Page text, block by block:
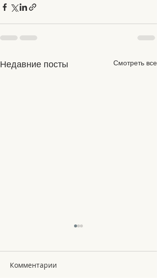
Недавние посты Смотреть все
Le Noel
Комментарии